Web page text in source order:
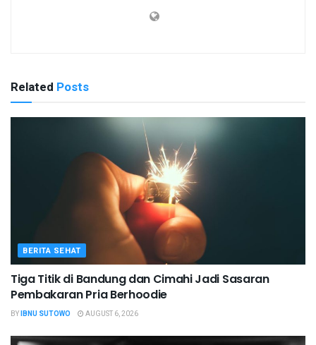
Related Posts
BERITA SEHAT
Tiga Titik di Bandung dan Cimahi Jadi Sasaran
Pembakaran Pria Berhoodie
BYIBNU SUTOWO AUGUST 6, 2026